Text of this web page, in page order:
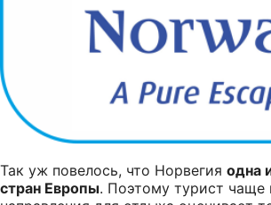
Так уж повелось, что Норвегия одна
стран Европы. Поэтому турист чаще